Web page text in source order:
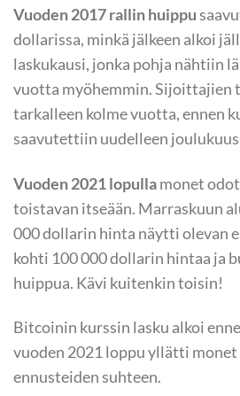
Vuoden 2017 rallin huippu
dollarissa, minkä jälkeen alkoi
laskukausi, jonka pohja nähtiin
vuotta myöhemmin. Sijoittajien
tarkalleen kolme vuotta, ennen
saavutettiin uudelleen
Vuoden 2021 lopullamonet
toistavan itseään. Marraskuun
000 dollarin hinta näytti olevan
kohti 100 000 dollarin hintaa ja
huippua. Kävi kuitenkin toisin!
Bitcoinin kurssin lasku alkoi
vuoden 2021 loppu yllätti monet
ennusteiden suhteen.